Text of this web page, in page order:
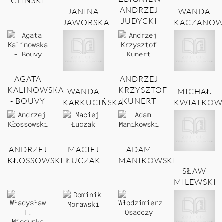
JANINA
JAWORSKA
ANDRZEJ
JUDYCKI
WANDA
AGATA
KALINOWSKA
- BOUVY
WANDA
KARKUCIŃSKA
ANDRZEJ
KRZYSZTOF
KUNERT
MICHAŁ
ANDRZEJ
KŁOSSOWSKI
MACIEJ
ŁUCZAK
ADAM
MANIKOWSKI
SŁAW
MILEWSKI